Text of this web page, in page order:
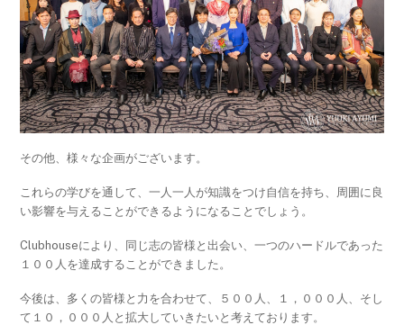
その他、様々な企画がございます。
これらの学びを通して、一人一人が知識をつけ自信を持ち、周囲に良
い影響を与えることができるようになることでしょう。
Clubhouseにより、同じ志の皆様と出会い、一つのハードルであった
１００人を達成することができました。
今後は、多くの皆様と力を合わせて、５００人、１，０００人、そし
て１０，０００人と拡大していきたいと考えております。